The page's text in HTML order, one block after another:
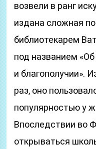
возвели в ранг
издана сложная
библиотекарем
под названием
и благополучии».
раз, оно
популярностью у
Впоследствии во
открываться